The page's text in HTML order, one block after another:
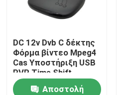
Ποιοτικός έλεγχος
επαφή
DC 12v Dvb C δέκτης
Φόρμα βίντεο Mpeg4
Cas Υποστήριξη USB
PVR Time Shift
Αποστολή